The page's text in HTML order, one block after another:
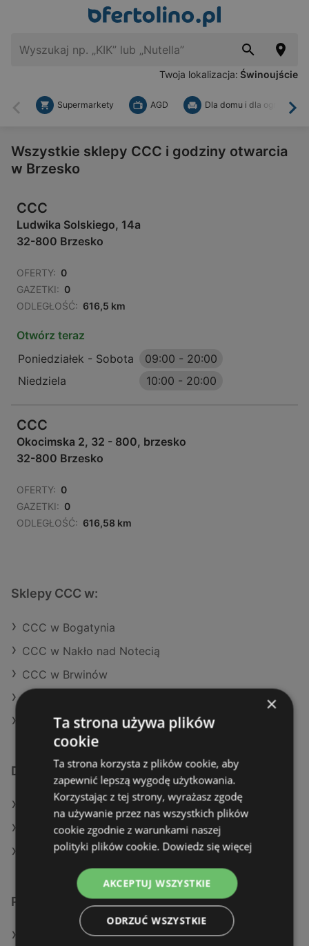
Twoja lokalizacja: Świnoujście
Wstecz
Supermarkety AGD Dla domu i dla ogrodu
Wszystkie sklepy CCC i godziny otwarcia
w Brzesko
CCC
Ludwika Solskiego, 14a
32-800 Brzesko
OFERTY: 0
GAZETKI: 0
ODLEGŁOŚĆ: 616,5 km
Otwórz teraz
Poniedziałek - Sobota
09:00 - 20:00
Niedziela
10:00 - 20:00
CCC
Okocimska 2, 32 - 800, brzesko
32-800 Brzesko
OFERTY: 0
GAZETKI: 0
ODLEGŁOŚĆ: 616,58 km
Sklepy CCC w:
CCC w Bogatynia
CCC w Nakło nad Notecią
CCC w Brwinów
CCC w Bełchatów (Gmina)
CCC w Pabianice (Gmina)
Dodatkowe łącza
Oferty KiK
Aktualne gazetki KiK
Sklepy CCC w Police
Podobne sklepy detaliczne
×
Ta strona używa plików
cookie
Ta strona korzysta z plików cookie, aby
zapewnić lepszą wygodę użytkowania.
Korzystając z tej strony, wyrażasz zgodę
na używanie przez nas wszystkich plików
cookie zgodnie z warunkami naszej
polityki plików cookie. Dowiedz się więcej
AKCEPTUJ WSZYSTKIE
ODRZUĆ WSZYSTKIE